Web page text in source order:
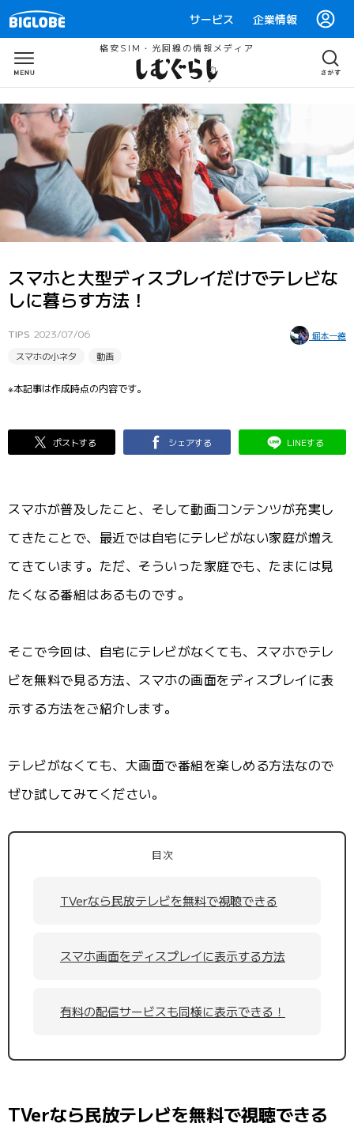
サービス 企業情報
格安SIM・光回線の情報メディア
スマホと大型ディスプレイだけでテレビな
しに暮らす方法！
TIPS 2023/07/06
堀本一徳
スマホの小ネタ
動画
※本記事は作成時点の内容です。
ポストする シェアする LINEする
スマホが普及したこと、そして動画コンテンツが充実し
てきたことで、最近では自宅にテレビがない家庭が増え
てきています。ただ、そういった家庭でも、たまには見
たくなる番組はあるものです。
そこで今回は、自宅にテレビがなくても、スマホでテレ
ビを無料で見る方法、スマホの画面をディスプレイに表
示する方法をご紹介します。
テレビがなくても、大画面で番組を楽しめる方法なので
ぜひ試してみてください。
目次
TVerなら民放テレビを無料で視聴できる
スマホ画面をディスプレイに表示する方法
有料の配信サービスも同様に表示できる！
TVerなら民放テレビを無料で視聴できる